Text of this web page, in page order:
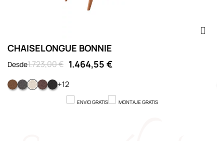
CHAISELONGUE BONNIE
Desde1.723,00 € 1.464,55 €
STM 54
STM 97
STM 02
STM 59
STM 99
+12
ENVIO GRATIS MONTAJE GRATIS